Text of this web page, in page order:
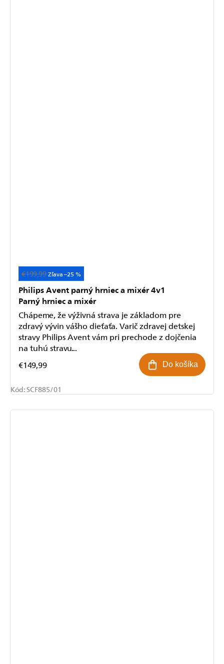
Akcia
€199,99 –25 %
Philips Avent parný hrniec a mixér 4v1
Parný hrniec a mixér
€149,99 Do košíka
Chápeme, že výživná strava je základom pre
zdravý vývin vášho dieťaťa. Varič zdravej detskej
stravy Philips Avent vám pri prechode z dojčenia
na tuhú stravu...
Kód:SCF885/01